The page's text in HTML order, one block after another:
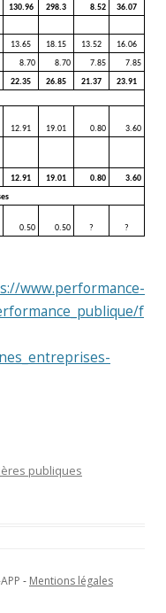
130.96 298.3 8.52
36.07
13.65 18.15 13.52
16.06
8.70 8.70 7.85
7.85
22.35 26.85 21.37
23.91
12.91 19.01 0.80
3.60
12.91 19.01 0.80
3.60
0.50 0.50 ? ?
www.performance-
f
publiques
- Mentions légales